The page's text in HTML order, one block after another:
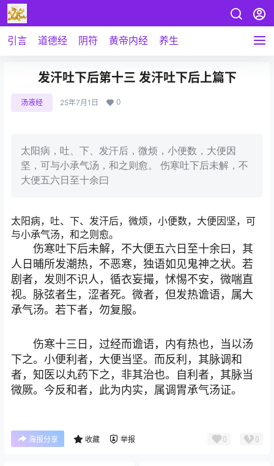
引言 道德经 阴符 黄帝内经 养生
发汗吐下后第十三 发汗吐下后上篇下
汤液经 25年7月1日 0
太阳病，吐、下、发汗后，微烦，小便数，大便因
坚，可与小承气汤，和之则愈。 伤寒吐下后未解，不
大便五六日至十余曰
太阳病，吐、下、发汗后，微烦，小便数，大便因坚，可
与小承气汤，和之则愈。
伤寒吐下后未解，不大便五六日至十余曰，其
人日晡所发潮热，不恶寒，独语如见鬼神之状。若
剧者，发则不识人，循衣妄撮，怵惕不安，微喘直
视。脉弦者生，涩者死。微者，但发热谵语，属大
承气汤。若下者，勿复服。
伤寒十三日，过经而谵语，内有热也，当以汤
下之。小便利者，大便当坚。而反利，其脉调和
者，知医以丸药下之，非其治也。自利者，其脉当
微厥。今反和者，此为内实，属调胃承气汤证。
海报分享 收藏 举报 0 0